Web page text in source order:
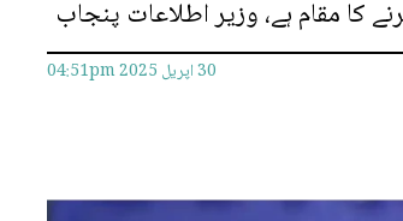
30 اپريل 2025 04:51pm